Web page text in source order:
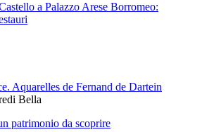
a Palazzo Arese Borromeo:
Aquarelles de Fernand de Dartein
Bella
patrimonio da scoprire